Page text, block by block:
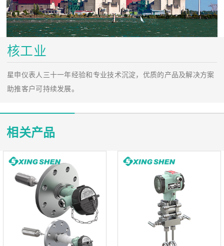
核工业
星申仪表人三十一年经验和专业技术沉淀，优质的产品及解决方案
助推客户可持续发展。
相关产品